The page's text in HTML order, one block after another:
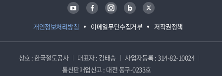
개인정보처리방침 이메일무단수집거부 저작권정책
유튜브 페이스북 인스타그램 블로그 트위터
상호 : 한국철도공사 대표자 : 김태승
사업자등록 : 314-82-10024
통신판매업신고 : 대전 동구-0233호